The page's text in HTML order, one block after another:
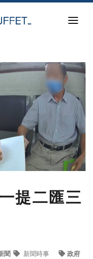
提二匯三
聞 新聞時事 政府